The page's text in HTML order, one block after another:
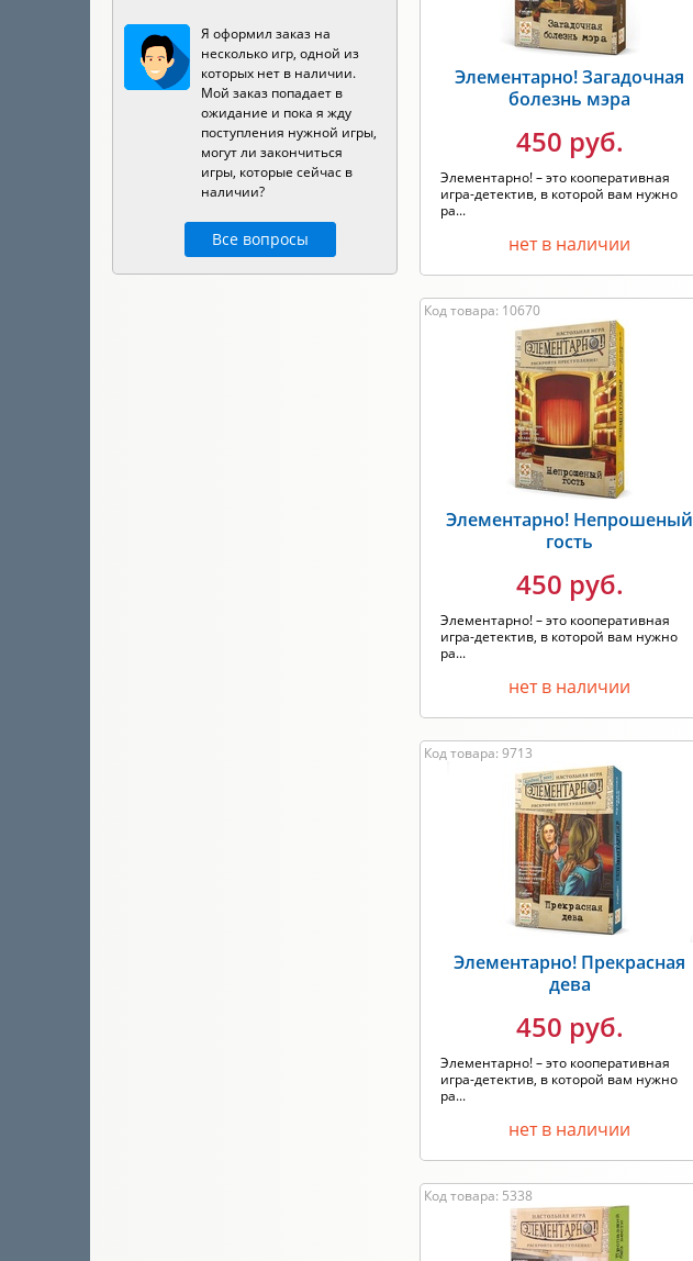
Элементарно! Загадочная
болезнь мэра
450 руб.
Элементарно! – это кооперативная
игра-детектив, в которой вам нужно
ра...
нет в наличии
Код товара: 10670
Элементарно! Непрошеный
гость
450 руб.
Элементарно! – это кооперативная
игра-детектив, в которой вам нужно
ра...
нет в наличии
Код товара: 9713
Элементарно! Прекрасная
дева
450 руб.
Элементарно! – это кооперативная
игра-детектив, в которой вам нужно
ра...
нет в наличии
Код товара: 5338
Я оформил заказ на
несколько игр, одной из
которых нет в наличии.
Мой заказ попадает в
ожидание и пока я жду
поступления нужной игры,
могут ли закончиться
игры, которые сейчас в
наличии?
Все вопросы